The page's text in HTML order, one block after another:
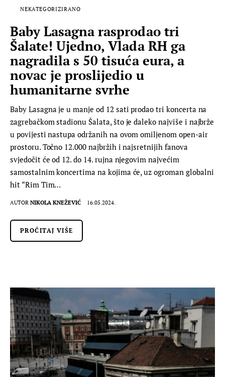
NEKATEGORIZIRANO
Baby Lasagna rasprodao tri
Šalate! Ujedno, Vlada RH ga
nagradila s 50 tisuća eura, a
novac je proslijedio u
humanitarne svrhe
Baby Lasagna je u manje od 12 sati prodao tri koncerta na
zagrebačkom stadionu Šalata, što je daleko najviše i najbrže
u povijesti nastupa održanih na ovom omiljenom open-air
prostoru. Točno 12.000 najbržih i najsretnijih fanova
svjedočit će od 12. do 14. rujna njegovim najvećim
samostalnim koncertima na kojima će, uz ogroman globalni
hit “Rim Tim…
AUTOR NIKOLA KNEŽEVIĆ 16.05.2024.
PROČITAJ VIŠE